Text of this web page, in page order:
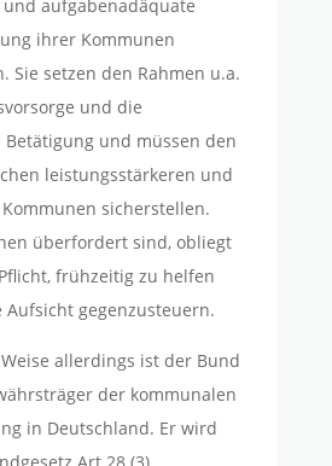
aufgabenadäquate
ihrer Kommunen
Sie setzen den Rahmen u.a.
und die
und müssen den
leistungsstärkeren und
sicherstellen.
überfordert sind, obliegt
frühzeitig zu helfen
gegenzusteuern.
allerdings ist der Bund
der kommunalen
in Deutschland. Er wird